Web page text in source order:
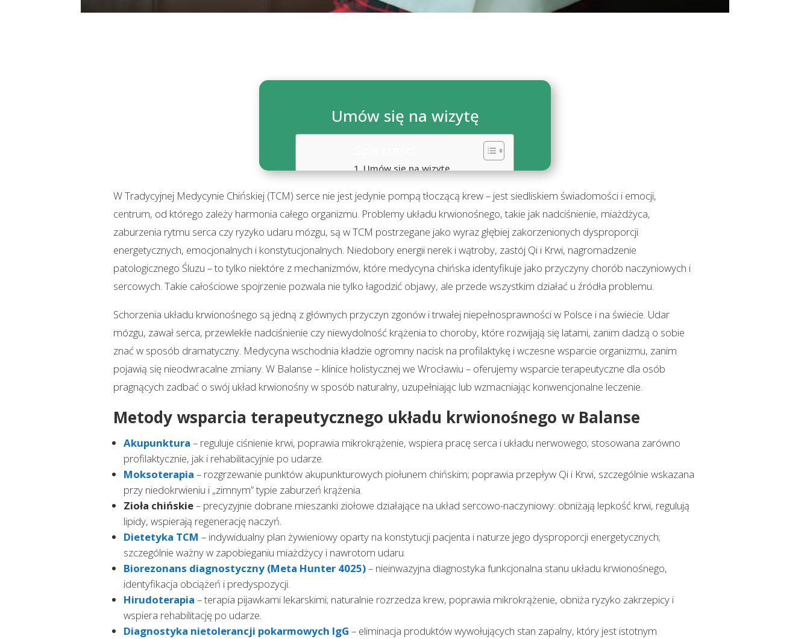
Umów się na wizytę
Umów się na wizytę
krwionośnego w Balanse
Przebieg wsparcia terapeutycznego
Wskazania do wsparcia terapeutycznego
Czy akupunktura może zastąpić leki
kardiologiczne?
Czy terapia pijawkami (hirudoterapia) jest
bezpieczna przy problemach z
Po jakim czasie widać efekty wsparcia
terapeutycznego?
Czy można stosować zioła chińskie razem z
lekami na serce?
Czy wsparcie terapeutyczne TCM pomaga
po udarze mózgu?
Czy biorezonans diagnostyczny może
wykryć ryzyko udaru?
Umów się na wizytę
W Tradycyjnej Medycynie Chińskiej (TCM) serce nie jest jedynie pompą tłoczącą krew – jest siedliskiem świadomości i emocji,
centrum, od którego zależy harmonia całego organizmu. Problemy układu krwionośnego, takie jak nadciśnienie, miażdżyca,
zaburzenia rytmu serca czy ryzyko udaru mózgu, są w TCM postrzegane jako wyraz głębiej zakorzenionych dysproporcji
energetycznych, emocjonalnych i konstytucjonalnych. Niedobory energii nerek i wątroby, zastój Qi i Krwi, nagromadzenie
patologicznego Śluzu – to tylko niektóre z mechanizmów, które medycyna chińska identyfikuje jako przyczyny chorób naczyniowych i
sercowych. Takie całościowe spojrzenie pozwala nie tylko łagodzić objawy, ale przede wszystkim działać u źródła problemu.
Schorzenia układu krwionośnego są jedną z głównych przyczyn zgonów i trwałej niepełnosprawności w Polsce i na świecie. Udar
mózgu, zawał serca, przewlekłe nadciśnienie czy niewydolność krążenia to choroby, które rozwijają się latami, zanim dadzą o sobie
znać w sposób dramatyczny. Medycyna wschodnia kładzie ogromny nacisk na profilaktykę i wczesne wsparcie organizmu, zanim
pojawią się nieodwracalne zmiany. W Balanse – klinice holistycznej we Wrocławiu – oferujemy wsparcie terapeutyczne dla osób
pragnących zadbać o swój układ krwionośny w sposób naturalny, uzupełniając lub wzmacniając konwencjonalne leczenie.
Metody wsparcia terapeutycznego układu krwionośnego w Balanse
Akupunktura – reguluje ciśnienie krwi, poprawia mikrokrążenie, wspiera pracę serca i układu nerwowego; stosowana zarówno
profilaktycznie, jak i rehabilitacyjnie po udarze.
Moksoterapia – rozgrzewanie punktów akupunkturowych piołunem chińskim; poprawia przepływ Qi i Krwi, szczególnie wskazana
przy niedokrwieniu i „zimnym” typie zaburzeń krążenia.
Zioła chińskie– precyzyjnie dobrane mieszanki ziołowe działające na układ sercowo-naczyniowy: obniżają lepkość krwi, regulują
lipidy, wspierają regenerację naczyń.
Dietetyka TCM – indywidualny plan żywieniowy oparty na konstytucji pacjenta i naturze jego dysproporcji energetycznych;
szczególnie ważny w zapobieganiu miażdżycy i nawrotom udaru.
Biorezonans diagnostyczny (Meta Hunter 4025)– nieinwazyjna diagnostyka funkcjonalna stanu układu krwionośnego,
identyfikacja obciążeń i predyspozycji.
Hirudoterapia – terapia pijawkami lekarskimi; naturalnie rozrzedza krew, poprawia mikrokrążenie, obniża ryzyko zakrzepicy i
wspiera rehabilitację po udarze.
Diagnostyka nietolerancji pokarmowych IgG – eliminacja produktów wywołujących stan zapalny, który jest istotnym